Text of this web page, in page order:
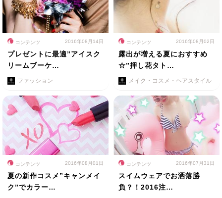
コンテンツ 2016年08月14日
プレゼントに最適”アイスク
リームブーケ…
ファッション
コンテンツ 2016年08月02日
露出が増える夏におすすめ
☆”押し花タト…
メイク・コスメ・ヘアスタイル
コンテンツ 2016年08月01日
夏の新作コスメ”キャンメイ
ク”でカラー…
コンテンツ 2016年07月31日
スイムウェアでお洒落勝
負？！2016注…